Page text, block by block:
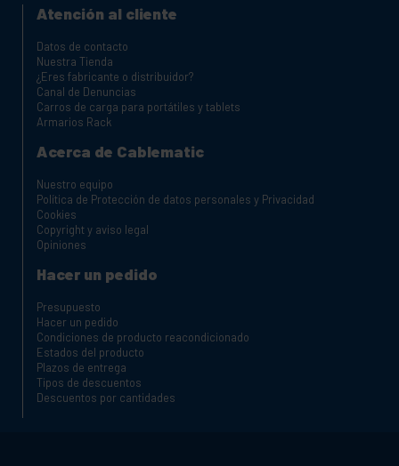
Atención al cliente
Datos de contacto
Nuestra Tienda
¿Eres fabricante o distribuidor?
Canal de Denuncias
Carros de carga para portátiles y tablets
Armarios Rack
Acerca de Cablematic
Nuestro equipo
Política de Protección de datos personales y Privacidad
Cookies
Copyright y aviso legal
Opiniones
Hacer un pedido
Presupuesto
Hacer un pedido
Condiciones de producto reacondicionado
Estados del producto
Plazos de entrega
Tipos de descuentos
Descuentos por cantidades